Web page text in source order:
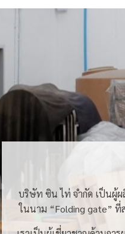
บริษัท ซิน ไท่ จำกัด เป็นผู้
ในนาม “Folding gate” ที่